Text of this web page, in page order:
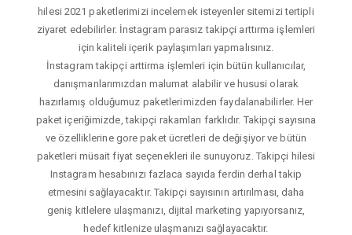
hilesi 2021 paketlerimizi incelemek isteyenler sitemizi tertipli
ziyaret edebilirler. İnstagram parasız takipçi arttırma işlemleri
için kaliteli içerik paylaşımları yapmalısınız.
İnstagram takipçi arttirma işlemleri için bütün kullanıcılar,
danışmanlarımızdan malumat alabilir ve hususi olarak
hazırlamış olduğumuz paketlerimizden faydalanabilirler. Her
paket içeriğimizde, takipçi rakamları farklıdır. Takipçi sayısına
ve özelliklerine gore paket ücretleri de değişiyor ve bütün
paketleri müsait fiyat seçenekleri ile sunuyoruz. Takipçi hilesi
Instagram hesabınızı fazlaca sayıda ferdin derhal takip
etmesini sağlayacaktır. Takipçi sayısının artırılması, daha
geniş kitlelere ulaşmanızı, dijital marketing yapıyorsanız,
hedef kitlenize ulaşmanızı sağlayacaktır.